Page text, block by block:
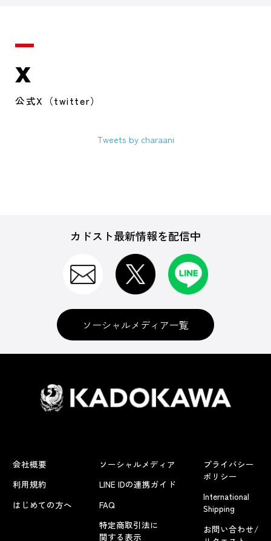
X
公式X（twitter）
Tweets by charaani
カドスト最新情報を配信中
ソーシャルメディア一覧
会社概要
利用規約
はじめての方へ
ソーシャルメディア
LINE IDの連携ガイド
FAQ
特定商取引法に
関する表示
プライバシー
ポリシー
International
Shipping
お問い合わせ/